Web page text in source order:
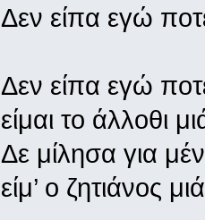
Δεν είπα εγώ
Δεν είπα εγώ
είμαι το άλλοθι
Δε μίλησα για
είμ’ ο ζητιάνος